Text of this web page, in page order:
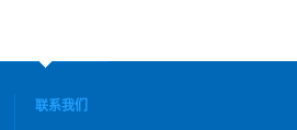
联系我们